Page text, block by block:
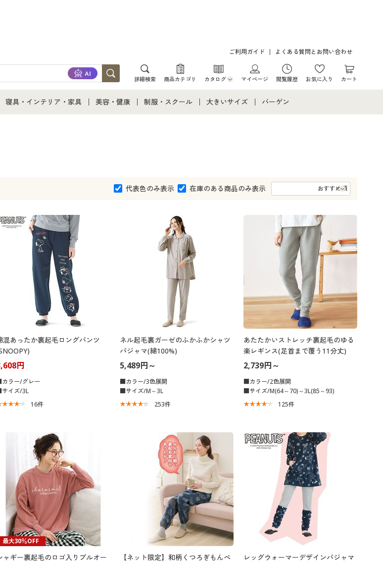
ご利用ガイド よくある質問とお問い合わせ
詳細検索 商品カテゴリ カタログ
カタログ・チラシからのご注文
マイページ 閲覧履歴 お気に入り カート
寝具・インテリア・家具 美容・健康 制服・スクール 大きいサイズ
大きいサイズ 事務・制服
バーゲン
代表色のみ表示 在庫のある商品のみ表示
混あったか裏起毛ロングパンツ
円
ラー/グレー
イズ/3L
16件
ネル起毛裏ガーゼのふかふかシャツ
パジャマ(綿100%)
5,489円～
■カラー/3色展開
■サイズ/M～3L
253件
あたたかいストレッチ裏起毛のゆる
楽レギンス(足首まで覆う11分丈)
2,739円～
■カラー/2色展開
■サイズ/M(64～70)～3L(85～93)
125件
最大30％OFF
ャギー裏起毛のロゴ入りプルオー
【ネット限定】和柄くつろぎもんぺ
レッグウォーマーデザインパジャマ